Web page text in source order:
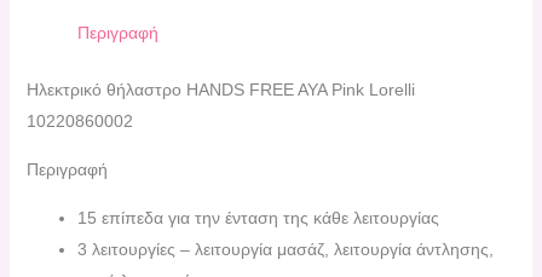
Περιγραφή
Ηλεκτρικό θήλαστρο HANDS FREE AYA Pink Lorelli
10220860002
Περιγραφή
15 επίπεδα για την ένταση της κάθε λειτουργίας
3 λειτουργίες – λειτουργία μασάζ, λειτουργία άντλησης,